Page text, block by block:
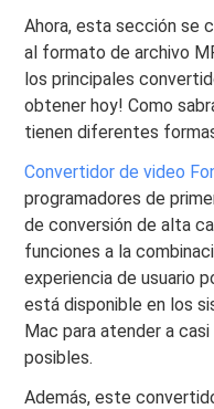
Ahora, esta sección se
al formato de archivo
los principales
obtener hoy! Como
tienen diferentes
Convertidor de video
programadores de
de conversión de alta
funciones a la
experiencia de usuario
está disponible en los
Mac para atender a
posibles.
Además, este